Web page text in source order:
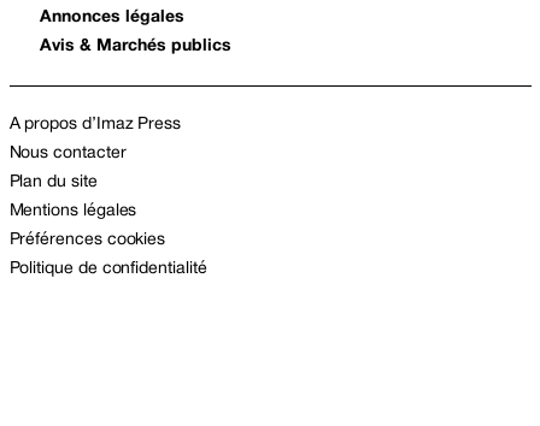
Annonces légales
Avis & Marchés publics
A propos d’Imaz Press
Nous contacter
Plan du site
Mentions légales
Préférences cookies
Politique de confidentialité